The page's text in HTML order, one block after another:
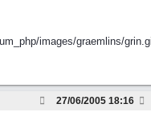
images/graemlins/
27/06/2005 18:16